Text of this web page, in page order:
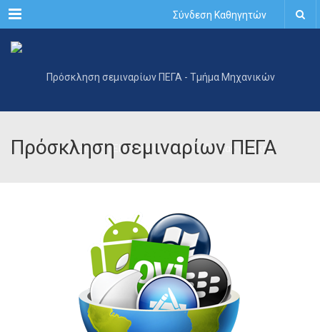
Menu Σύνδεση Καθηγητών
Πρόσκληση σεμιναρίων ΠΕΓΑ